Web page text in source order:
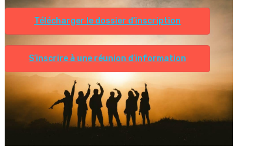
Télécharger le dossier d’inscription
S’inscrire à une réunion d’information